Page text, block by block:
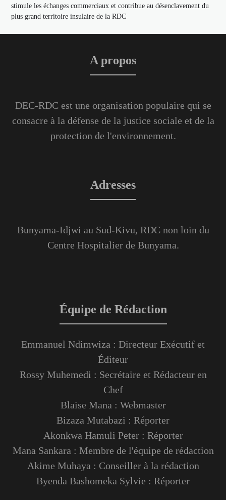
stimule les échanges commerciaux et contribue au désenclavement du
plus grand territoire insulaire de la RDC
A propos
DEC-RDC est une organisation populaire qui se
consacre à la défense de la justice sociale et de la
protection de l'environnement.
Adresses
Bunyama-Idjwi au Sud-Kivu, RDC non loin du
Centre Hospitalier de Bunyama.
Équipe de Rédaction
Emmanuel Ndimwiza : Directeur Exécutif et
Éditeur
Rossy Muhemedi : Secrétaire et Rédacteur en
Chef
Blaise Mana : Webmaster
Bizaza Mutabazi : Réporter
Akonkwa Hamuli Peter : Réporter
Mana Sankara : Membre de l'équipe de rédaction
Akime Muhaya : Conseiller à la rédaction
Byenda Bashomeka Sylvie : Réporter